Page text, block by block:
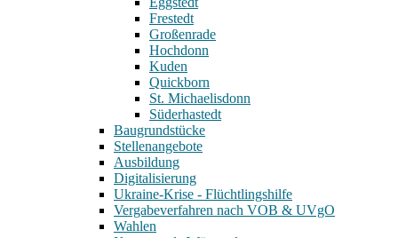
Frestedt
Großenrade
Hochdonn
Kuden
Quickborn
St. Michaelisdonn
Süderhastedt
Baugrundstücke
Stellenangebote
Ausbildung
Digitalisierung
Ukraine-Krise - Flüchtlingshilfe
Vergabeverfahren nach VOB & UVgO
Wahlen